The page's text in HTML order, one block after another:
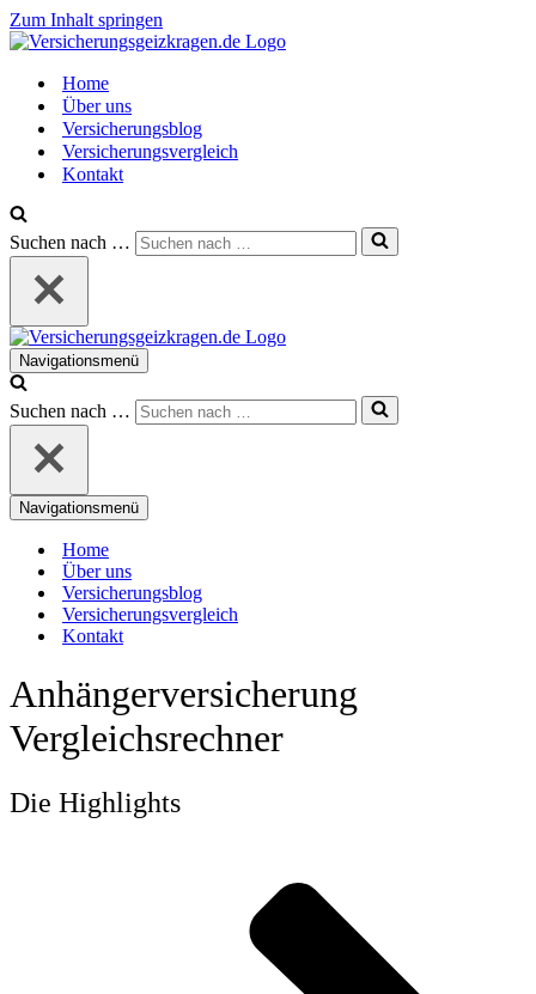
Zum Inhalt springen
Home
Über uns
Versicherungsblog
Versicherungsvergleich
Kontakt
Suchen nach …
Navigationsmenü
Suchen nach …
Navigationsmenü
Home
Über uns
Versicherungsblog
Versicherungsvergleich
Kontakt
Anhängerversicherung
Vergleichsrechner
Die Highlights